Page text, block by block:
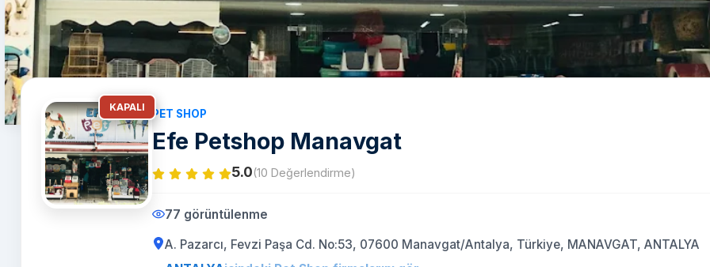
KAPALI
PET SHOP
Efe Petshop Manavgat
5.0(10 Değerlendirme)
77 görüntülenme
A. Pazarcı, Fevzi Paşa Cd. No:53, 07600 Manavgat/Antalya, Türkiye, MANAVGAT, ANTALYA